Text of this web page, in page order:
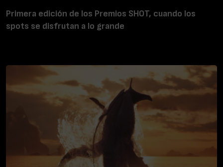
Primera edición de los Premios SHOT, cuando los
spots se disfrutan a lo grande